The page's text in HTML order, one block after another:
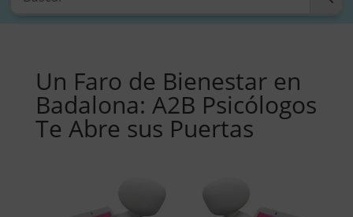
Un Faro de Bienestar en
Badalona: A2B Psicólogos
Te Abre sus Puertas